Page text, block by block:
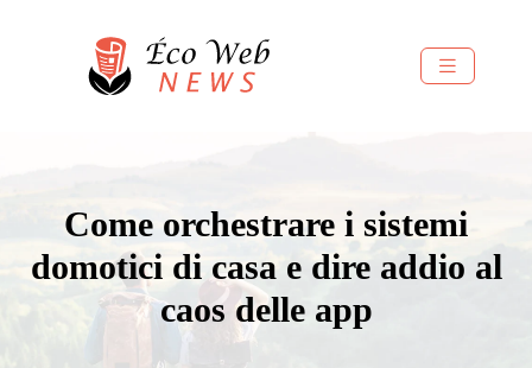
Come orchestrare i sistemi
domotici di casa e dire addio al
caos delle app